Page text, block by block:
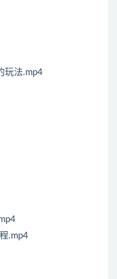
玩法.mp4
.mp4